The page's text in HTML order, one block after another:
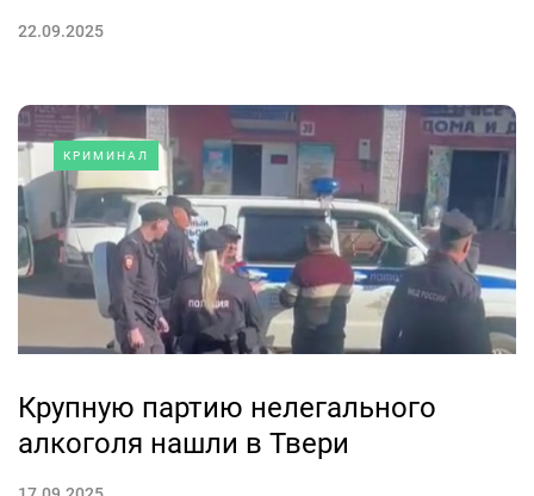
22.09.2025
КРИМИНАЛ
Крупную партию нелегального
алкоголя нашли в Твери